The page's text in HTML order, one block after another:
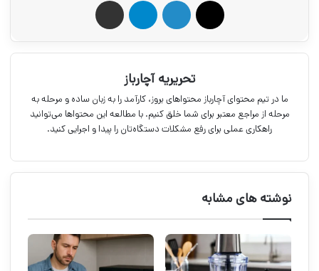
تحریریه آچارباز
ما در تیم محتوای آچارباز محتواهای بروز، کارآمد را به زبان ساده و مرحله به
مرحله از مراجع معتبر برای شما خلق کنیم. با مطالعه این محتواها می‌توانید
راهکاری عملی برای رفع مشکلات دستگاه‌تان را پیدا و اجرایی کنید.
نوشته های مشابه